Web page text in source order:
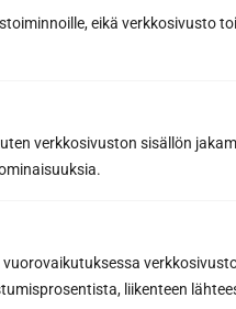
eikä verkkosivusto
verkkosivuston sisällön
liikenteen